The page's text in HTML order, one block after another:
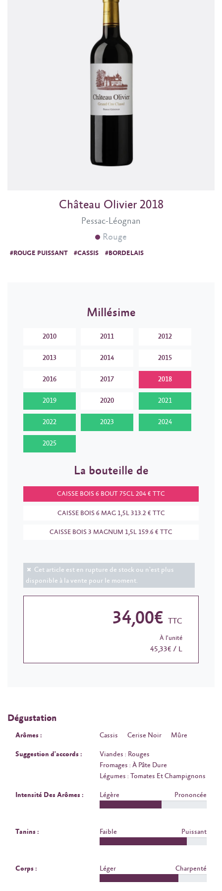
Pessac-Léognan
Château Olivier 2018
Rouge
#ROUGE PUISSANT #CASSIS #BORDELAIS
Millésime
2010 2011 2012
2013 2014 2015
2016 2017 2018
2019 2020 2021
2022 2023 2024
2025
La bouteille de
CAISSE BOIS 6 BOUT 75CL 204 € TTC
CAISSE BOIS 6 MAG 1,5L 313.2 € TTC
CAISSE BOIS 3 MAGNUM 1,5L 159.6 € TTC
Cet article est en rupture de stock ou n'est plus
disponible à la vente pour le moment.
34,00€ TTC
À l'unité
45,33€ / L
Dégustation
Arômes : Cassis Cerise Noir Mûre
Suggestion d'accords :
Viandes : Rouges
Fromages : À Pâte Dure
Légumes : Tomates Et Champignons
Intensité Des Arômes : Légère Prononcée
Tanins : Faible Puissant
Corps : Léger Charpenté